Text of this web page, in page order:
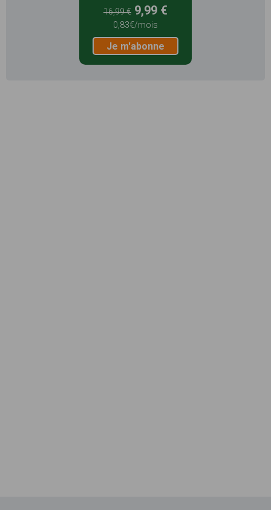
16,99 € 9,99 €
0,83€/mois
Je m'abonne